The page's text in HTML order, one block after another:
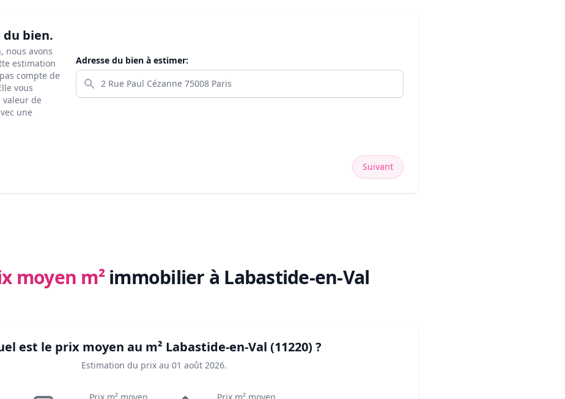
du bien.
nous avons
estimation
compte de
vous
valeur de
une
Adresse du bien à estimer:
Suivant
moyen m² immobilier à Labastide-en-Val
est le prix moyen au m² Labastide-en-Val (11220) ?
Estimation du prix au 01 août 2026.